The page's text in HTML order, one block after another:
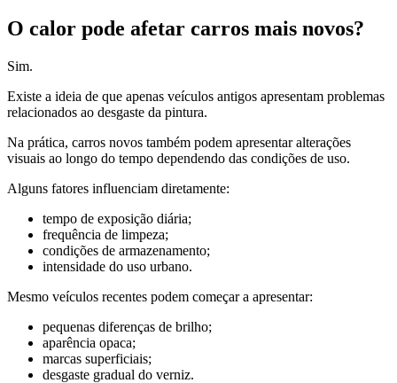
O calor pode afetar carros mais novos?
Sim.
Existe a ideia de que apenas veículos antigos apresentam problemas
relacionados ao desgaste da pintura.
Na prática, carros novos também podem apresentar alterações
visuais ao longo do tempo dependendo das condições de uso.
Alguns fatores influenciam diretamente:
tempo de exposição diária;
frequência de limpeza;
condições de armazenamento;
intensidade do uso urbano.
Mesmo veículos recentes podem começar a apresentar:
pequenas diferenças de brilho;
aparência opaca;
marcas superficiais;
desgaste gradual do verniz.